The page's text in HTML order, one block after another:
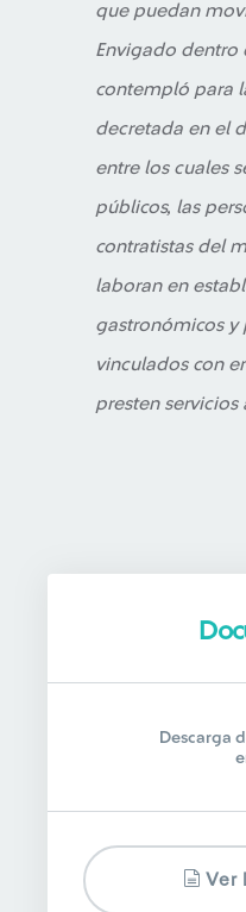
que puedan
Envigado dentro
contempló para
decretada en el
entre los cuales
públicos, las
contratistas del
laboran en
gastronómicos y
vinculados con
presten servicios
Descarga
Ver